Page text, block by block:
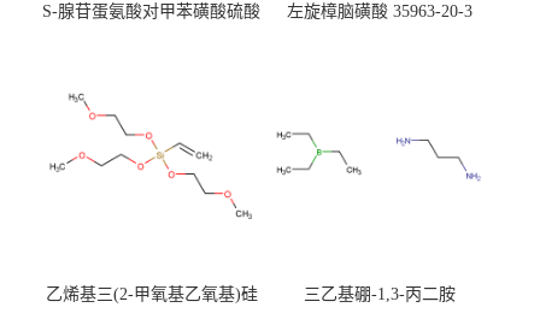
S-腺苷蛋氨酸对甲苯磺酸硫酸
左旋樟脑磺酸 35963-20-3
乙烯基三(2-甲氧基乙氧基)硅
三乙基硼-1,3-丙二胺